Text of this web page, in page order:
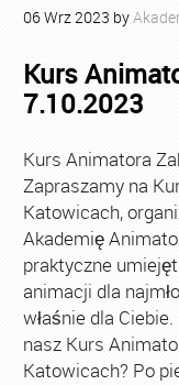
06Wrz2023 by
Kurs
7.10.2023
Kurs Animatora
Zapraszamy na
Katowicach,
Akademię
praktyczne
animacji dla
właśnie dla
nasz Kurs
Katowicach? Po